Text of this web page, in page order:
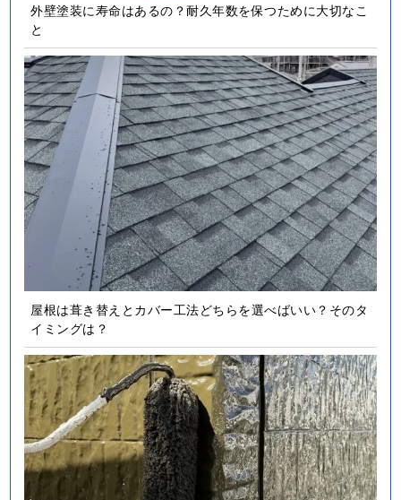
外壁塗装に寿命はあるの？耐久年数を保つために大切なこ
と
屋根は葺き替えとカバー工法どちらを選べばいい？そのタ
イミングは？